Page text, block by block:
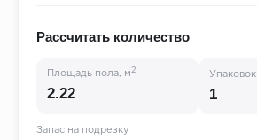
Рассчитать количество
Площадь пола, м 2
Упаковок
Запас на подрезку